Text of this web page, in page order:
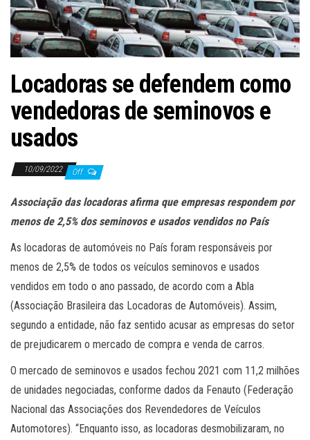
o
Locadoras se defendem como
vendedoras de seminovos e
usados
10/09/2022 Off
Associação das locadoras afirma que empresas respondem por
menos de 2,5% dos seminovos e usados vendidos no País
As locadoras de automóveis no País foram responsáveis por
menos de 2,5% de todos os veículos seminovos e usados
vendidos em todo o ano passado, de acordo com a Abla
(Associação Brasileira das Locadoras de Automóveis). Assim,
segundo a entidade, não faz sentido acusar as empresas do setor
de prejudicarem o mercado de compra e venda de carros.
O mercado de seminovos e usados fechou 2021 com 11,2 milhões
de unidades negociadas, conforme dados da Fenauto (Federação
Nacional das Associações dos Revendedores de Veículos
Automotores). “Enquanto isso, as locadoras desmobilizaram, no